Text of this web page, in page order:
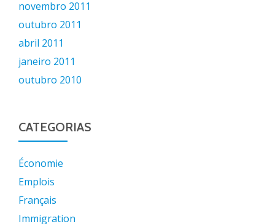
novembro 2011
outubro 2011
abril 2011
janeiro 2011
outubro 2010
CATEGORIAS
Économie
Emplois
Français
Immigration